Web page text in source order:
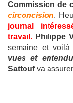
Commission de
circoncision.
journal
travail. Philippe
semaine et voilà
vues et
Sattoufva